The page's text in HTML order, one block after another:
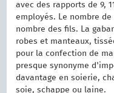
avec des rapports de 9,
employés. Le nombre
nombre des fils. La
robes et manteaux,
pour la confection de
presque synonyme
davantage en soierie,
soie, schappe ou laine.